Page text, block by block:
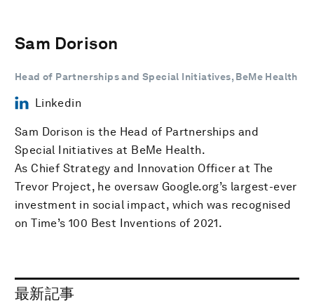
Sam Dorison
Head of Partnerships and Special Initiatives, BeMe Health
Linkedin
Sam Dorison is the Head of Partnerships and
Special Initiatives at BeMe Health.
As Chief Strategy and Innovation Officer at The
Trevor Project, he oversaw Google.org’s largest-ever
investment in social impact, which was recognised
on Time’s 100 Best Inventions of 2021.
最新記事